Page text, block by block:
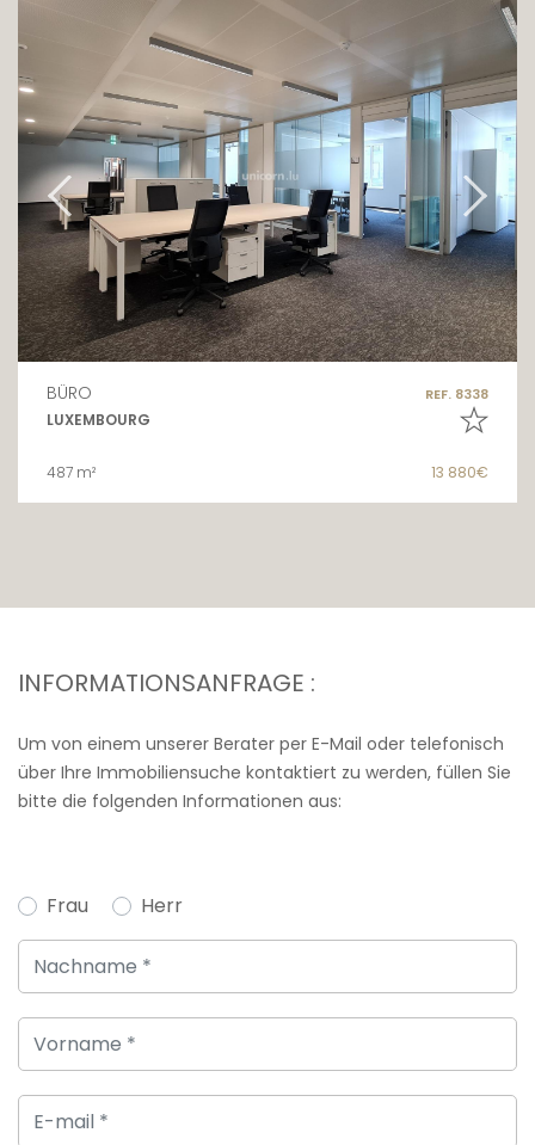
BÜRO REF. 8338
LUXEMBOURG
487 m² 13 880€
INFORMATIONSANFRAGE :
Um von einem unserer Berater per E-Mail oder telefonisch
über Ihre Immobiliensuche kontaktiert zu werden, füllen Sie
bitte die folgenden Informationen aus:
Frau Herr